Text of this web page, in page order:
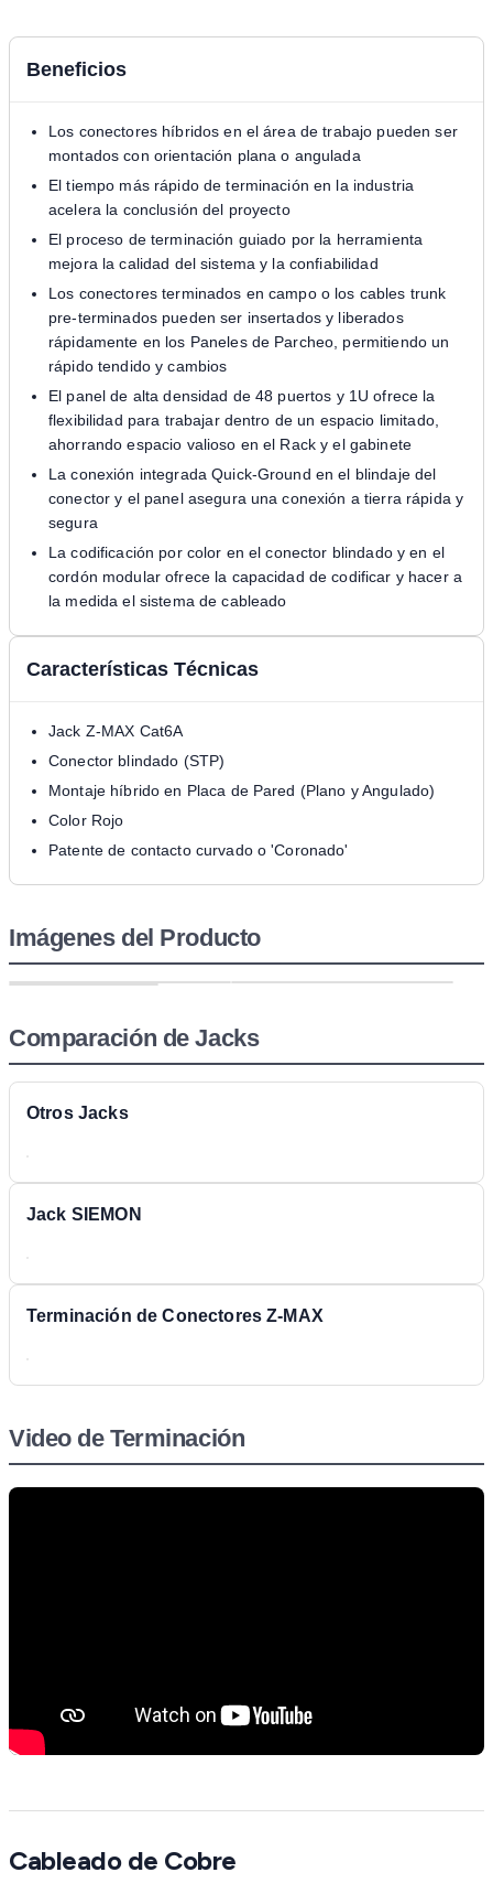
Beneficios
Los conectores híbridos en el área de trabajo pueden ser
montados con orientación plana o angulada
El tiempo más rápido de terminación en la industria
acelera la conclusión del proyecto
El proceso de terminación guiado por la herramienta
mejora la calidad del sistema y la confiabilidad
Los conectores terminados en campo o los cables trunk
pre-terminados pueden ser insertados y liberados
rápidamente en los Paneles de Parcheo, permitiendo un
rápido tendido y cambios
El panel de alta densidad de 48 puertos y 1U ofrece la
flexibilidad para trabajar dentro de un espacio limitado,
ahorrando espacio valioso en el Rack y el gabinete
La conexión integrada Quick-Ground en el blindaje del
conector y el panel asegura una conexión a tierra rápida y
segura
La codificación por color en el conector blindado y en el
cordón modular ofrece la capacidad de codificar y hacer a
la medida el sistema de cableado
Características Técnicas
Jack Z-MAX Cat6A
Conector blindado (STP)
Montaje híbrido en Placa de Pared (Plano y Angulado)
Color Rojo
Patente de contacto curvado o 'Coronado'
Imágenes del Producto
Comparación de Jacks
Otros Jacks
Jack SIEMON
Terminación de Conectores Z-MAX
Video de Terminación
Cableado de Cobre